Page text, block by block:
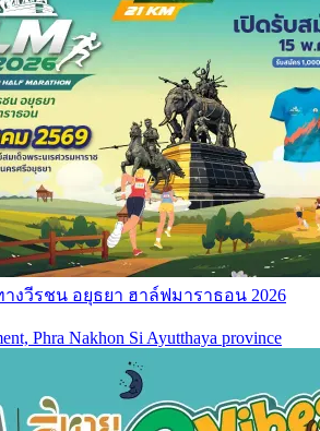
างวีรชน อยุธยา ฮาล์ฟมาราธอน 2026
Phra Nakhon Si Ayutthaya province